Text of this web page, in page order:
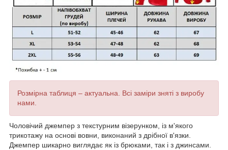
Розмірна таблиця – актуальна. Всі заміри зняті з виробу
нами.
Чоловічий джемпер з текстурним візерунком, із м'якого
трикотажу на основі вовни, виконаний з дрібної в'язки.
Джемпер шикарно виглядає як із брюками, так і з джинсами.